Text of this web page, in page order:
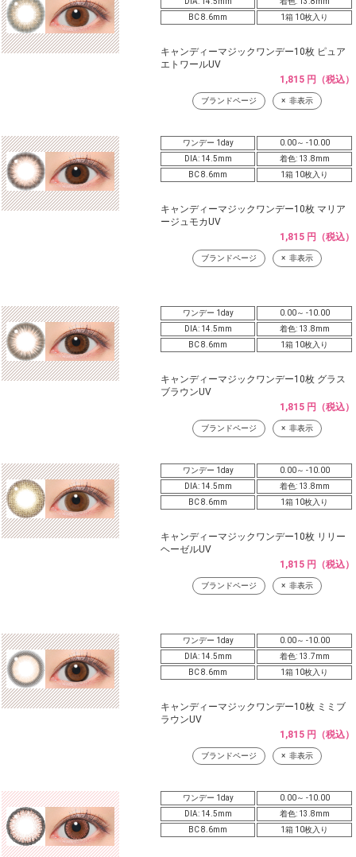
BC 8.6mm
1箱 10枚入り
キャンディーマジックワンデー10枚 ピュア
エトワールUV
1,815 円（税込）
ブランドページ 非表示
ワンデー 1day
0.00～ -10.00
DIA: 14.5mm
着色: 13.8mm
BC 8.6mm
1箱 10枚入り
キャンディーマジックワンデー10枚 マリア
ージュモカUV
1,815 円（税込）
ブランドページ 非表示
ワンデー 1day
0.00～ -10.00
DIA: 14.5mm
着色: 13.8mm
BC 8.6mm
1箱 10枚入り
キャンディーマジックワンデー10枚 グラス
ブラウンUV
1,815 円（税込）
ブランドページ 非表示
ワンデー 1day
0.00～ -10.00
DIA: 14.5mm
着色: 13.8mm
BC 8.6mm
1箱 10枚入り
キャンディーマジックワンデー10枚 リリー
ヘーゼルUV
1,815 円（税込）
ブランドページ 非表示
ワンデー 1day
0.00～ -10.00
DIA: 14.5mm
着色: 13.7mm
BC 8.6mm
1箱 10枚入り
キャンディーマジックワンデー10枚 ミミブ
ラウンUV
1,815 円（税込）
ブランドページ 非表示
ワンデー 1day
0.00～ -10.00
DIA: 14.5mm
着色: 13.8mm
BC 8.6mm
1箱 10枚入り